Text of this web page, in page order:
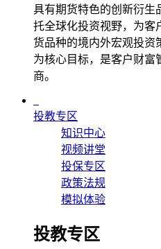
具有期货特色的创新衍生
托全球化投资视野，为客
货品种的境内外宏观投资
为核心目标，是客户财富
商。
投教专区
知识中心
视频讲堂
投保专区
政策法规
模拟体验
投教专区